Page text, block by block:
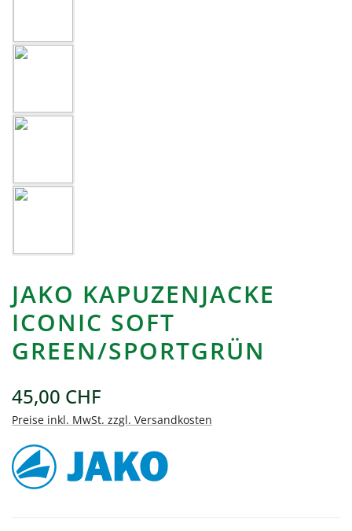
JAKO KAPUZENJACKE
ICONIC SOFT
GREEN/SPORTGRÜN
45,00 CHF
Preise inkl. MwSt. zzgl. Versandkosten